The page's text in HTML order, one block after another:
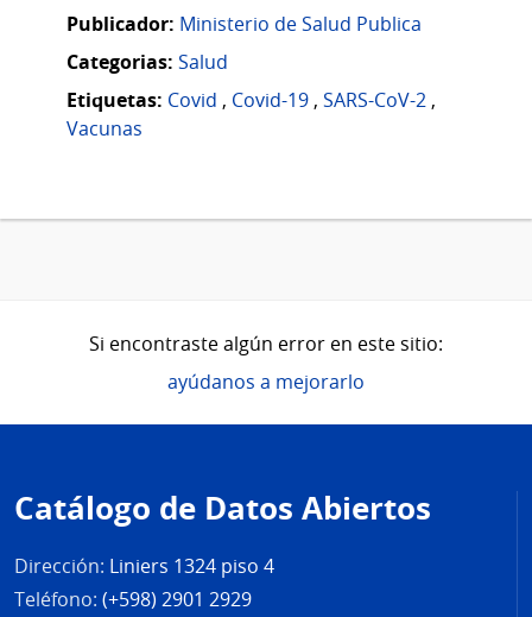
Publicador: Ministerio de Salud Publica
Categorias: Salud
Etiquetas: Covid , Covid-19 , SARS-CoV-2 ,
Vacunas
Si encontraste algún error en este sitio:
ayúdanos a mejorarlo
de
página
Catálogo de Datos Abiertos
Dirección: Liniers 1324 piso 4
Teléfono: (+598) 2901 2929